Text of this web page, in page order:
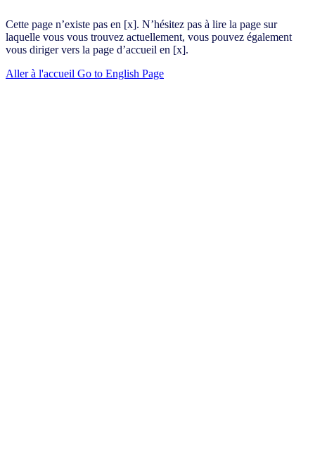
Cette page n’existe pas en [x]. N’hésitez pas à lire la page sur
laquelle vous vous trouvez actuellement, vous pouvez également
vous diriger vers la page d’accueil en [x].
Aller à l'accueil Go to English Page